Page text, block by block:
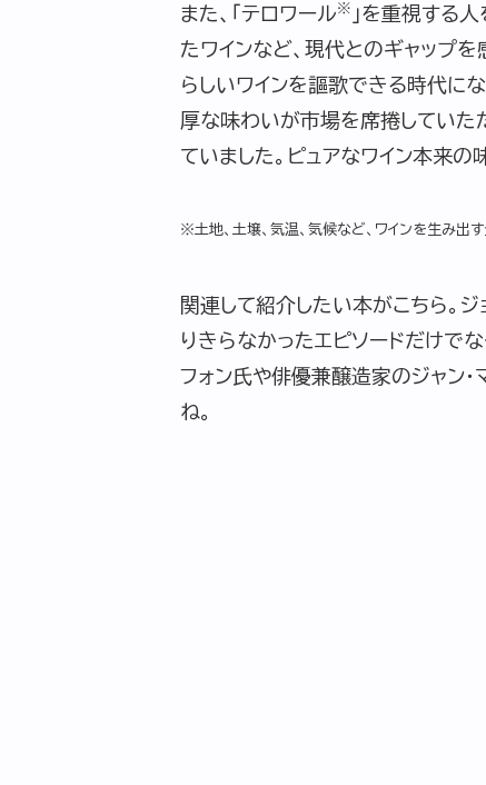
また、「テロワール※ 」を重視する
たワインなど、現代とのギャップ
らしいワインを謳歌できる時代に
厚な味わいが市場を席捲していたた
ていました。ピュアなワイン本来
※土地、土壌、気温、気候など、ワインを生み出
関連して紹介したい本がこちら。
りきらなかったエピソードだけで
フォン氏や俳優兼醸造家のジャン
ね。